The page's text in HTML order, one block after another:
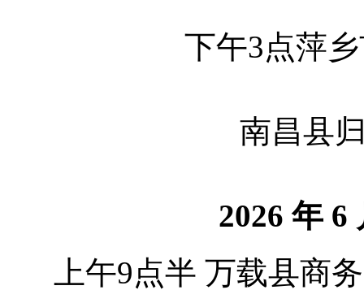
下午3点萍
南昌县
2026 年 6
上午9点半 万载县商